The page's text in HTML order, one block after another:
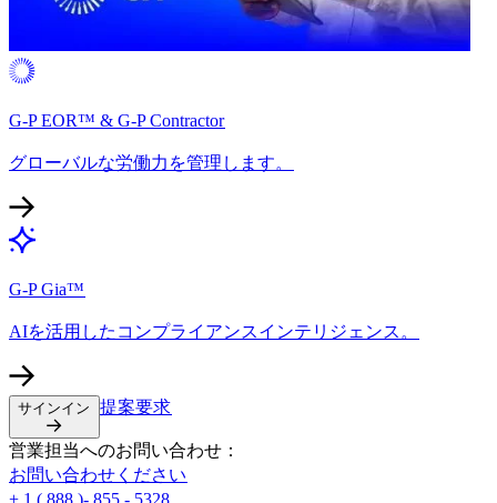
G-P EOR™ & G-P Contractor​​
グローバルな労働力を管理します。​​
G-P Gia™​​
AIを活用したコンプライアンスインテリジェンス。​​
サインイン​​ 提案要求​​
営業担当へのお問い合わせ：​​
お問い合わせください​​